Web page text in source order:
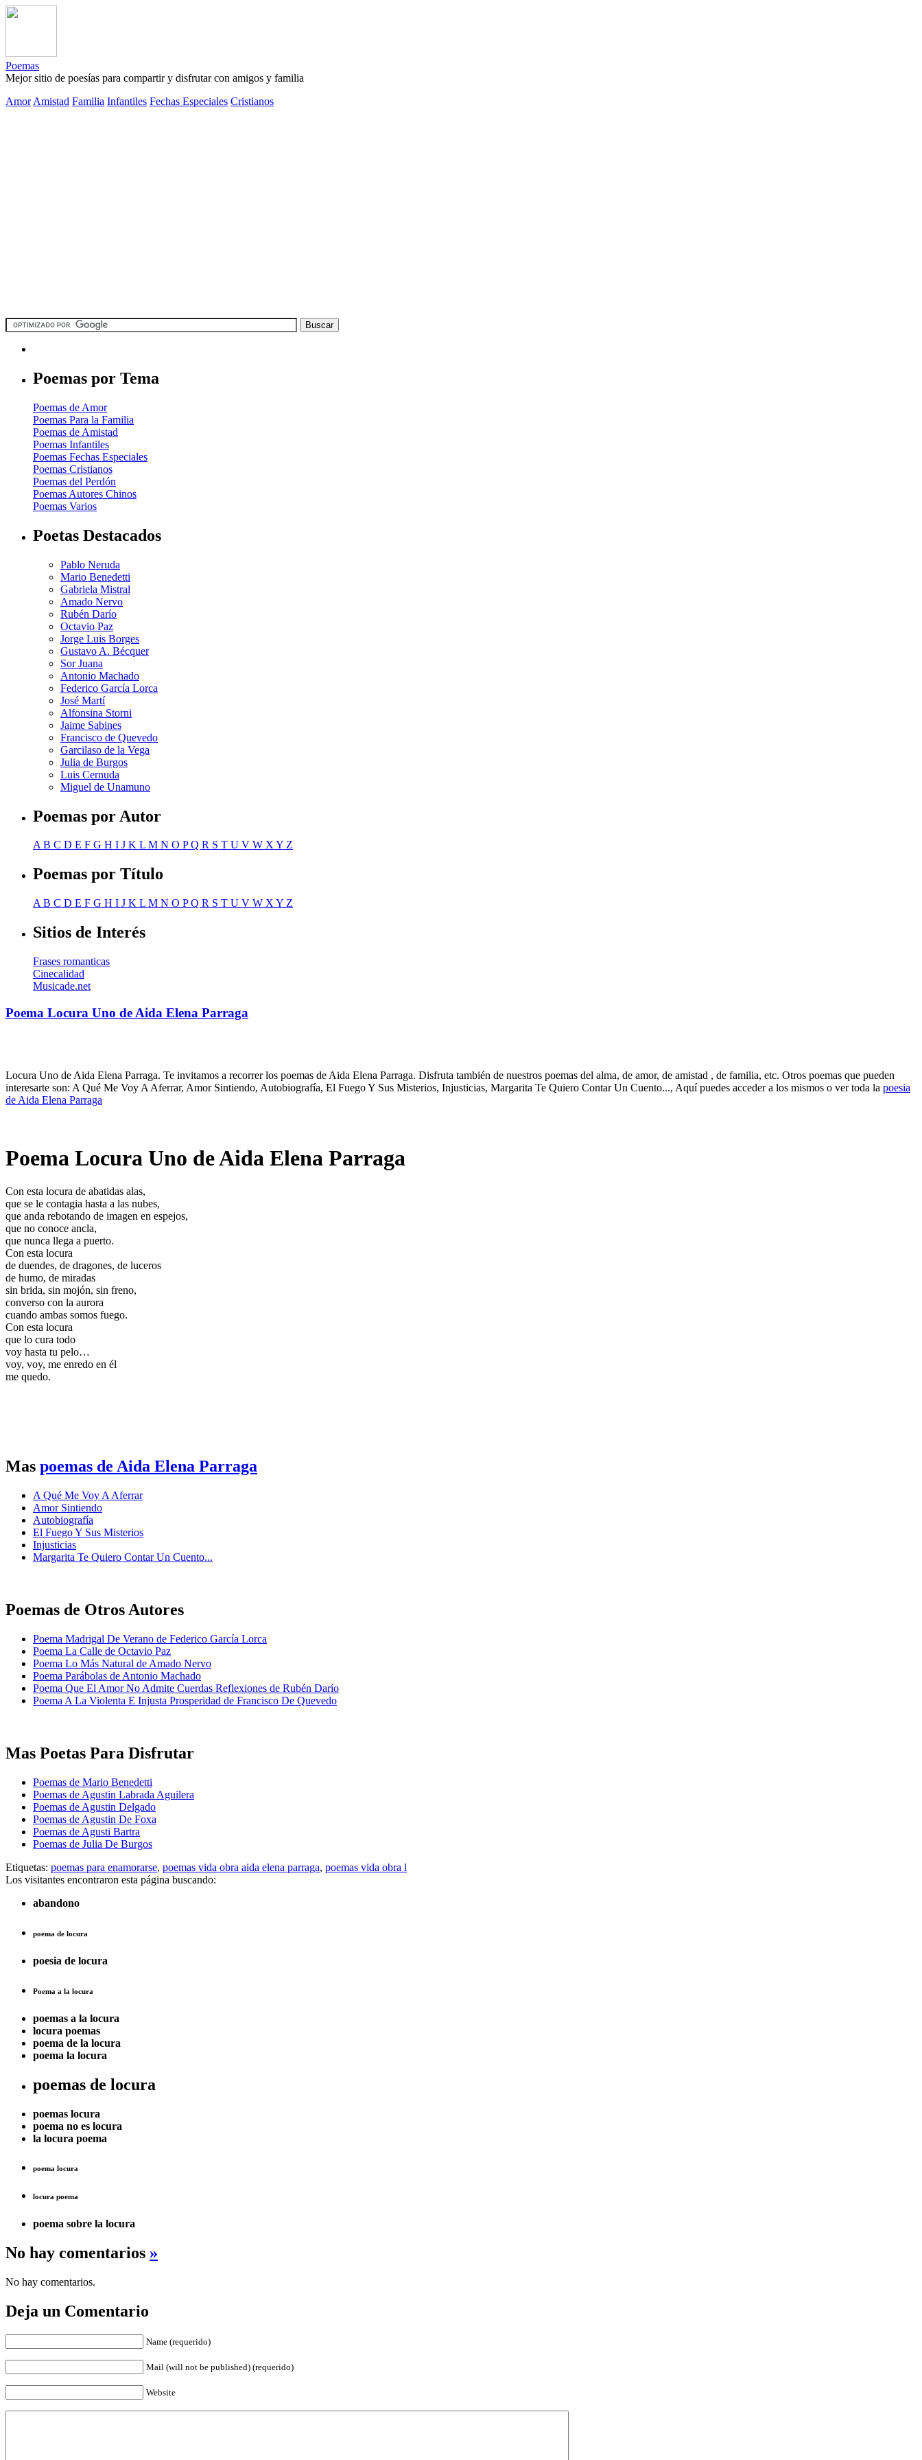
Poemas
Mejor sitio de poesías para compartir y disfrutar con amigos y familia
Amor Amistad Familia Infantiles Fechas Especiales Cristianos
Poemas por Tema
Poemas de Amor
Poemas Para la Familia
Poemas de Amistad
Poemas Infantiles
Poemas Fechas Especiales
Poemas Cristianos
Poemas del Perdón
Poemas Autores Chinos
Poemas Varios
Poetas Destacados
Pablo Neruda
Mario Benedetti
Gabriela Mistral
Amado Nervo
Rubén Darío
Octavio Paz
Jorge Luis Borges
Gustavo A. Bécquer
Sor Juana
Antonio Machado
Federico García Lorca
José Martí
Alfonsina Storni
Jaime Sabines
Francisco de Quevedo
Garcilaso de la Vega
Julia de Burgos
Luis Cernuda
Miguel de Unamuno
Poemas por Autor
AB C D E F G H I J K L M N O PQ R S T U V W XY Z
Poemas por Título
A B C D E F G H I J K L M N O PQ R S T U V W X Y Z
Sitios de Interés
Frases romanticas
Cinecalidad
Musicade.net
Poema Locura Uno de Aida Elena Parraga
Locura Uno de Aida Elena Parraga. Te invitamos a recorrer los poemas de Aida Elena Parraga. Disfruta también de nuestros poemas del alma, de amor, de amistad , de familia, etc. Otros poemas que pueden
interesarte son: A Qué Me Voy A Aferrar, Amor Sintiendo, Autobiografía, El Fuego Y Sus Misterios, Injusticias, Margarita Te Quiero Contar Un Cuento..., Aquí puedes acceder a los mismos o ver toda la poesia
de Aida Elena Parraga
Poema Locura Uno de Aida Elena Parraga
Con esta locura de abatidas alas,
que se le contagia hasta a las nubes,
que anda rebotando de imagen en espejos,
que no conoce ancla,
que nunca llega a puerto.
Con esta locura
de duendes, de dragones, de luceros
de humo, de miradas
sin brida, sin mojón, sin freno,
converso con la aurora
cuando ambas somos fuego.
Con esta locura
que lo cura todo
voy hasta tu pelo…
voy, voy, me enredo en él
me quedo.
Mas poemas de Aida Elena Parraga
A Qué Me Voy A Aferrar
Amor Sintiendo
Autobiografía
El Fuego Y Sus Misterios
Injusticias
Margarita Te Quiero Contar Un Cuento...
Poemas de Otros Autores
Poema Madrigal De Verano de Federico García Lorca
Poema La Calle de Octavio Paz
Poema Lo Más Natural de Amado Nervo
Poema Parábolas de Antonio Machado
Poema Que El Amor No Admite Cuerdas Reflexiones de Rubén Darío
Poema A La Violenta E Injusta Prosperidad de Francisco De Quevedo
Mas Poetas Para Disfrutar
Poemas de Mario Benedetti
Poemas de Agustin Labrada Aguilera
Poemas de Agustin Delgado
Poemas de Agustin De Foxa
Poemas de Agusti Bartra
Poemas de Julia De Burgos
Etiquetas: poemas para enamorarse, poemas vida obra aida elena parraga, poemas vida obra l
Los visitantes encontraron esta página buscando:
abandono
poema de locura
poesia de locura
Poema a la locura
poemas a la locura
locura poemas
poema de la locura
poema la locura
poemas de locura
poemas locura
poema no es locura
la locura poema
poema locura
locura poema
poema sobre la locura
No hay comentarios »
No hay comentarios.
Deja un Comentario
Name (requerido)
Mail (will not be published) (requerido)
Website